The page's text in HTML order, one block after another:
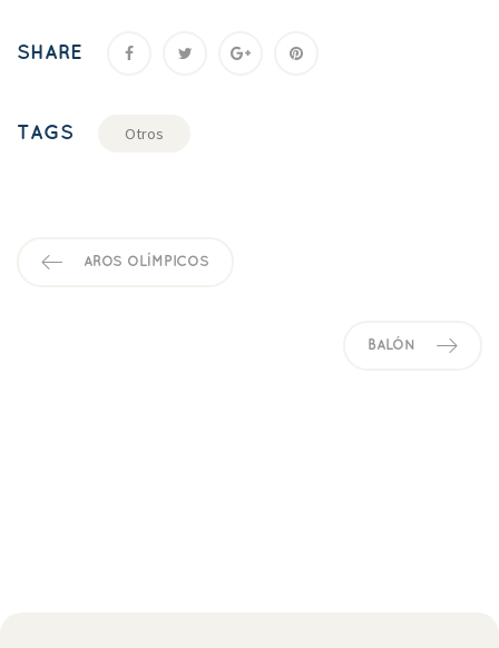
SHARE
TAGS Otro
AROS OLÍMPICOS
BALÓN